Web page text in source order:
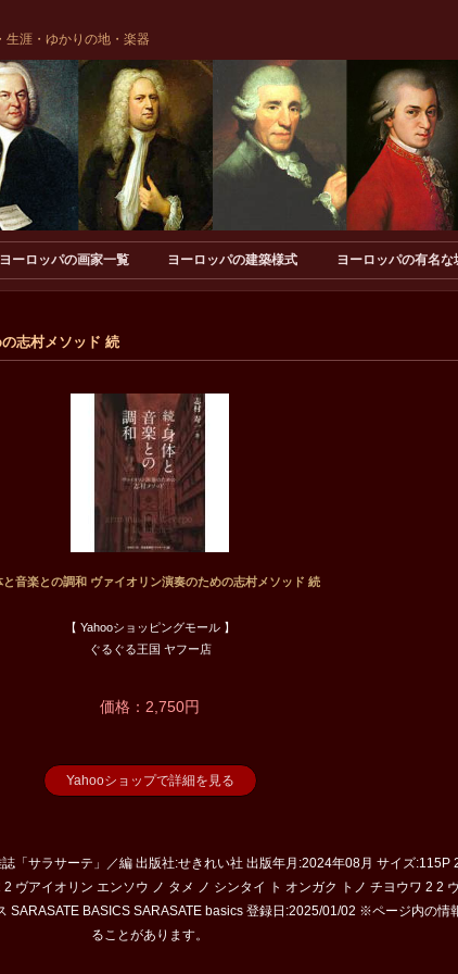
生涯・ゆかりの地・楽器
ヨーロッパの画家一覧 ヨーロッパの建築様式 ヨーロッパの有名な
志村メソッド 続
と音楽との調和 ヴァイオリン演奏のための志村メソッド 続
【 Yahooショッピングモール 】
ぐるぐる王国 ヤフー店
価格：2,750円
Yahooショップで詳細を見る
「サラサーテ」／編 出版社:せきれい社 出版年月:2024年08月 サイズ:115P
ヴアイオリン エンソウ ノ タメ ノ シンタイ ト オンガク トノ チヨウワ 2 2
SARASATE BASICS SARASATE basics 登録日:2025/01/02 ※ページ内の情
ることがあります。